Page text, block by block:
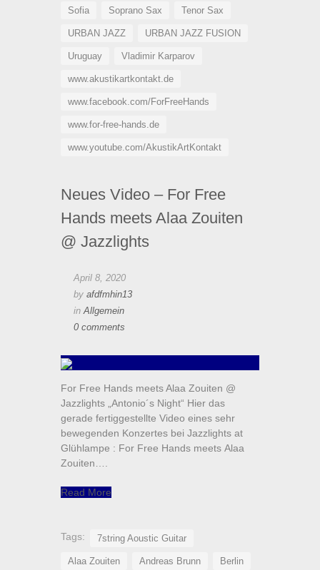
Sofia Soprano Sax Tenor Sax
URBAN JAZZ URBAN JAZZ FUSION
Uruguay Vladimir Karparov
www.akustikartkontakt.de
www.facebook.com/ForFreeHands
www.for-free-hands.de
www.youtube.com/AkustikArtKontakt
Neues Video – For Free
Hands meets Alaa Zouiten
@ Jazzlights
April 8, 2020
by afdfmhin13
inAllgemein
0 comments
For Free Hands meets Alaa Zouiten @
Jazzlights „Antonio´s Night“ Hier das
gerade fertiggestellte Video eines sehr
bewegenden Konzertes bei Jazzlights at
Glühlampe : For Free Hands meets Alaa
Zouiten….
Read More
Tags: 7string Aoustic Guitar
Alaa Zouiten Andreas Brunn Berlin